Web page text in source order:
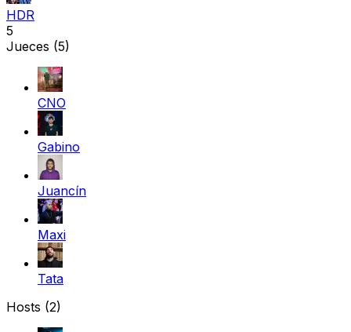
HDR
5
Jueces (5)
CNO
Gabino
Juancín
Maxi
Tata
Hosts (2)